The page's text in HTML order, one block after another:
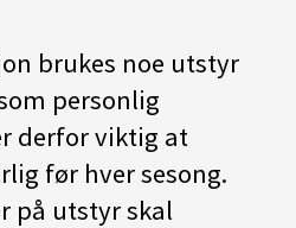
brukes noe utstyr
personlig
derfor viktig at
før hver sesong.
på utstyr skal